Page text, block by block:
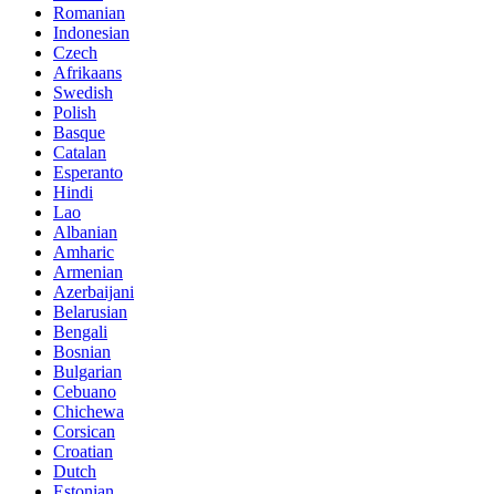
Romanian
Indonesian
Czech
Afrikaans
Swedish
Polish
Basque
Catalan
Esperanto
Hindi
Lao
Albanian
Amharic
Armenian
Azerbaijani
Belarusian
Bengali
Bosnian
Bulgarian
Cebuano
Chichewa
Corsican
Croatian
Dutch